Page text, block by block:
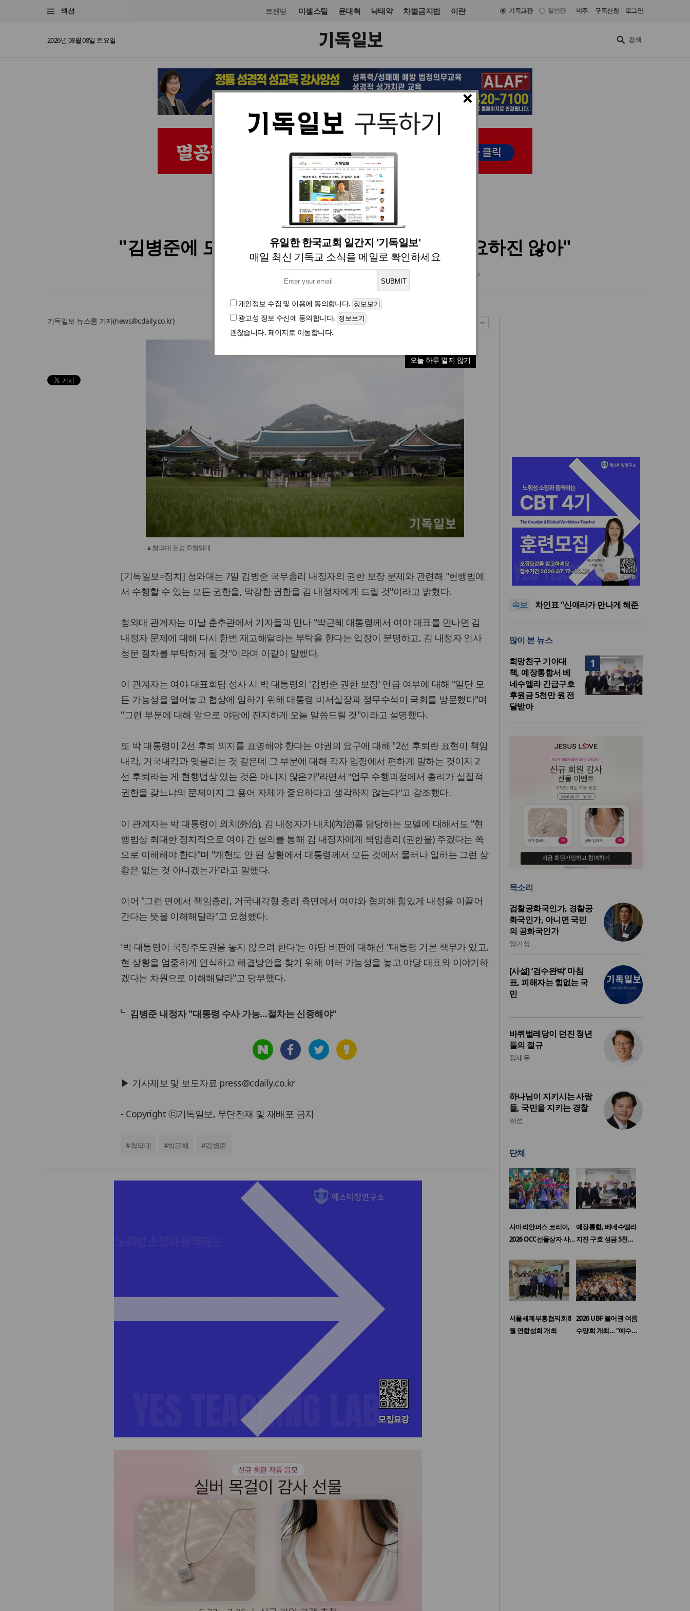
섹션 트랜딩 미셸스틸 윤대혁 낙태약 차별금지법 이란 기독교판 일반판 미주 구독신청 로그인
2026년 08월 08일 토요일
×
유일한 한국교회 일간지 '기독일보'
매일 최신 기독교 소식을 메일로 확인하세요
개인정보 수집 및 이용에 동의합니다.
광고성 정보 수신에 동의합니다.
괜찮습니다. 페이지로 이동합니다.
오늘 하루 열지 않기
청와대 입력 2016. 11. 07 13:54
"김병준에 모든 막강권한…2선후퇴 용어가 중요하진 않아"
청와대, "책임 총리가 여야와 협의해 힘있게 내정 이끈다는 뜻"
기독일보 뉴스룸 기자(news@cdaily.co.kr)
▲청와대 전경 ©청와대
[기독일보=정치] 청와대는 7일 김병준 국무총리 내정자의 권한 보장 문제와 관련해 "현행법에
서 수행할 수 있는 모든 권한을, 막강한 권한을 김 내정자에게 드릴 것"이라고 밝혔다.
청와대 관계자는 이날 춘추관에서 기자들과 만나 "박근혜 대통령께서 여야 대표를 만나면 김
내정자 문제에 대해 다시 한번 재고해달라는 부탁을 한다는 입장이 분명하고, 김 내정자 인사
청문 절차를 부탁하게 될 것"이라며 이같이 말했다.
이 관계자는 여야 대표회담 성사 시 박 대통령의 '김병준 권한 보장' 언급 여부에 대해 "일단 모
든 가능성을 열어놓고 협상에 임하기 위해 대통령 비서실장과 정무수석이 국회를 방문했다"며
"그런 부분에 대해 앞으로 야당에 진지하게 오늘 말씀드릴 것"이라고 설명했다.
또 박 대통령이 2선 후퇴 의지를 표명해야 한다는 야권의 요구에 대해 "2선 후퇴란 표현이 책임
내각, 거국내각과 맞물리는 것 같은데 그 부분에 대해 각자 입장에서 편하게 말하는 것이지 2
선 후퇴라는 게 현행법상 있는 것은 아니지 않은가"라면서"업무 수행과정에서 총리가 실질적
권한을 갖느냐의 문제이지 그 용어 자체가 중요하다고 생각하지 않는다"고 강조했다.
이 관계자는 박 대통령이 외치(外治), 김 내정자가 내치(內治)를 담당하는 모델에 대해서도 "현
행법상 최대한 정치적으로 여야 간 협의를 통해 김 내정자에게 책임총리 (권한을) 주겠다는 쪽
으로 이해해야 한다"며 "개헌도 안 된 상황에서 대통령께서 모든 것에서 물러나 일하는 그런 상
황은 없는 것 아니겠는가"라고 말했다.
이어 "그런 면에서 책임총리, 거국내각형 총리 측면에서 여야와 협의해 힘있게 내정을 이끌어
간다는 뜻을 이해해달라"고 요청했다.
'박 대통령이 국정주도권을 놓지 않으려 한다'는 야당 비판에 대해선 "대통령 기본 책무가 있고,
현 상황을 엄중하게 인식하고 해결방안을 찾기 위해 여러 가능성을 놓고 야당 대표와 이야기하
겠다는 차원으로 이해해달라"고 당부했다.
김병준 내정자 "대통령 수사 가능…절차는 신중해야"
▶ 기사제보 및 보도자료 press@cdaily.co.kr
- Copyright ⓒ기독일보, 무단전재 및 재배포 금지
#청와대 #박근혜 #김병준
속보
올리벳대학교, 120만 평 리버사
이드 대학 캠퍼스 영구 사용 승
세계로교회 손현보 목사, 백악
표회장 이·취임식 열려
차인표 “신애라가 만나게 해준
이드 대학 캠퍼스 영구 사용 승
인… 장기 개발 기반 확보
세계로교회 손현보 목사, 백악
관에서 트럼프 대통령 접견
많이 본 뉴스
1
희망친구 기아대
책, 예장통합서 베
네수엘라 긴급구호
후원금 5천만 원 전
달받아
목소리
검찰공화국인가, 경찰공
화국인가, 아니면 국민
의 공화국인가
양기성
[사설] ‘검수완박’ 마침
표, 피해자는 힘없는 국
민
바퀴벌레당이 던진 청년
들의 절규
정재우
하나님이 지키시는 사람
들, 국민을 지키는 경찰
최선
단체
사마리안퍼스 코리아,
2026 OCC선물상자 사…
예장통합, 베네수엘라
지진 구호 성금 5천…
서울세계부흥협의회 8
월 연합성회 개최
2026 UBF 불어권 여름
수양회 개최… “예수…